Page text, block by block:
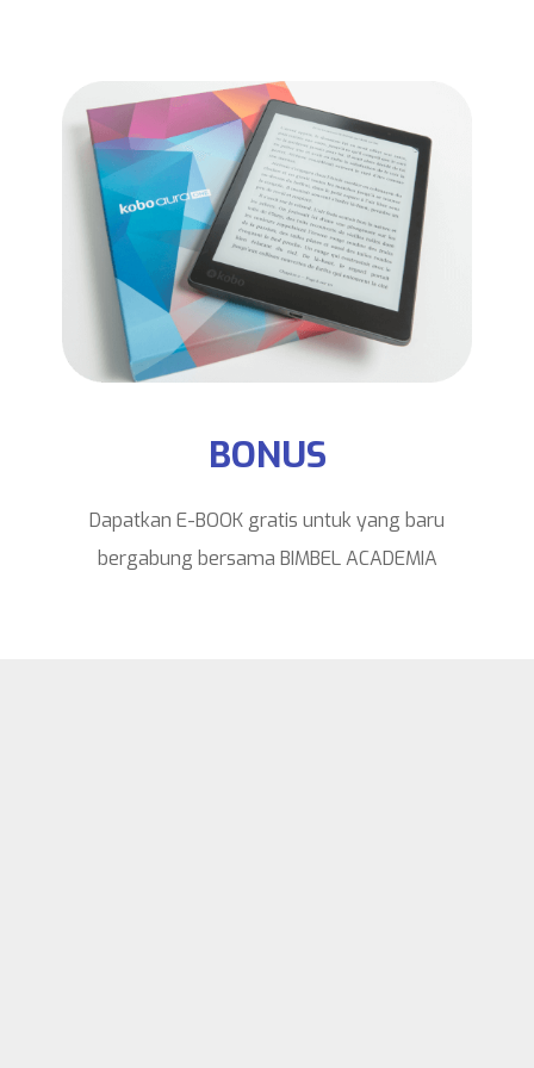
BONUS
Dapatkan E-BOOK gratis untuk yang baru
bergabung bersama BIMBEL ACADEMIA